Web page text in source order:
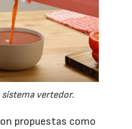
vertedor.
propuestas como